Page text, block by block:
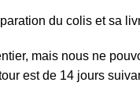
du colis et sa
mais nous ne
est de 14 jours